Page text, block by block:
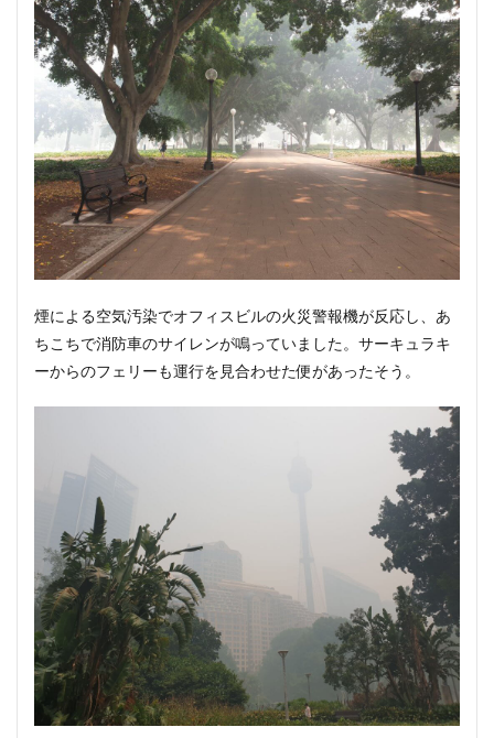
煙による空気汚染でオフィスビルの火災警報機が反応し、あ
ちこちで消防車のサイレンが鳴っていました。サーキュラキ
ーからのフェリーも運行を見合わせた便があったそう。